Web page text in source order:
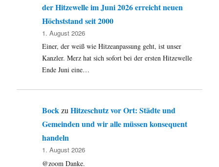
der Hitzewelle im Juni 2026 erreicht neuen
Höchststand seit 2000
1. August 2026
Einer, der weiß wie Hitzeanpassung geht, ist unser
Kanzler. Merz hat sich sofort bei der ersten Hitzewelle
Ende Juni eine…
BockzuHitzeschutz vor Ort: Städte und
Gemeinden und wir alle müssen konsequent
handeln
1. August 2026
@zoom Danke.